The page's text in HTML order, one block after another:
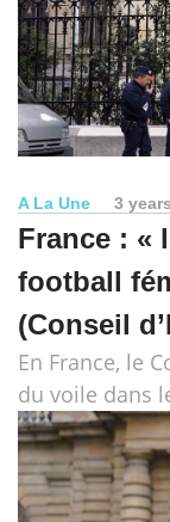
A La Une 3
France : «
football
(Conseil
En France, le
du voile dans